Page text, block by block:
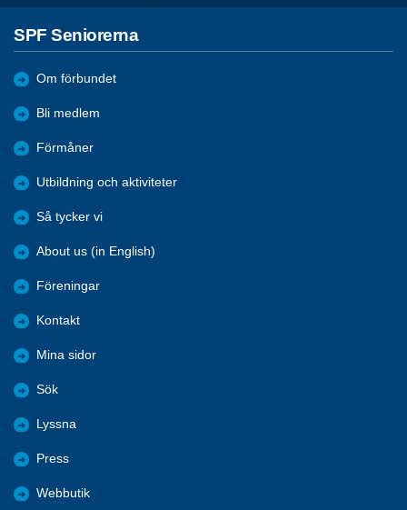
SPF Seniorerna
Om förbundet
Bli medlem
Förmåner
Utbildning och aktiviteter
Så tycker vi
About us (in English)
Föreningar
Kontakt
Mina sidor
Sök
Lyssna
Press
Webbutik